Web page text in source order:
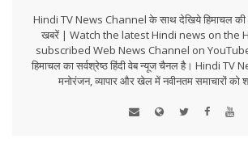
Hindi TV News Channel के साथ देखिये हिमाचल की
खबरें | Watch the latest Hindi news on the
subscribed Web News Channel on
हिमाचल का सर्वश्रेष्ठ हिंदी वेब न्यूज चैनल है। Hindi TV
मनोरंजन, व्यापार और खेल में नवीनतम समाचारों को